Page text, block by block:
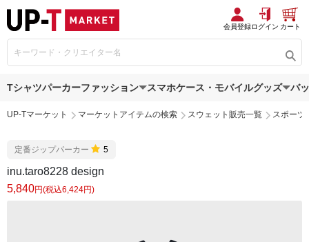
会員登録ログイン カート
Tシャツパーカーファッション スマホケース・モバイルグッズ バ
UP-Tマーケット マーケットアイテムの検索 スウェット販売一覧 スポーツ
定番ジップパーカー 5
inu.taro8228 design
5,840円(税込6,424円)